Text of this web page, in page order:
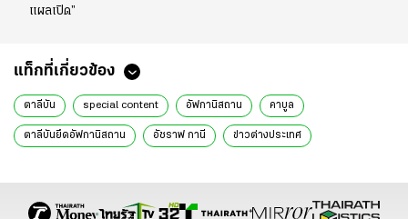
แผลเปิด”
แท็กที่เกี่ยวข้อง
ตาลีบัน special content อัฟกานิสถาน คาบูล
ตาลีบันยึดอัฟกานิสถาน อัชราฟ กานี ข่าวต่างประเทศ